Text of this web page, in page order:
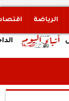
الرياضة
الداخلية: